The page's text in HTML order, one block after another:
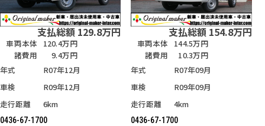
支払総額 129.8万円
車両本体
120.4万円
諸費用
9.4万円
年式
R07年12月
車検
R09年12月
走行距離
6km
0436-67-1700
支払総額 154.8万円
車両本体
144.5万円
諸費用
10.3万円
年式
R07年09月
車検
R09年09月
走行距離
4km
0436-67-1700